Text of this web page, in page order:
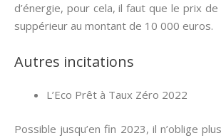
d’énergie, pour cela, il faut que le prix
suppérieur au montant de 10 000 euros.
Autres incitations
L’Eco Prêt à Taux Zéro 2022
Possible jusqu’en fin 2023, il n’oblige